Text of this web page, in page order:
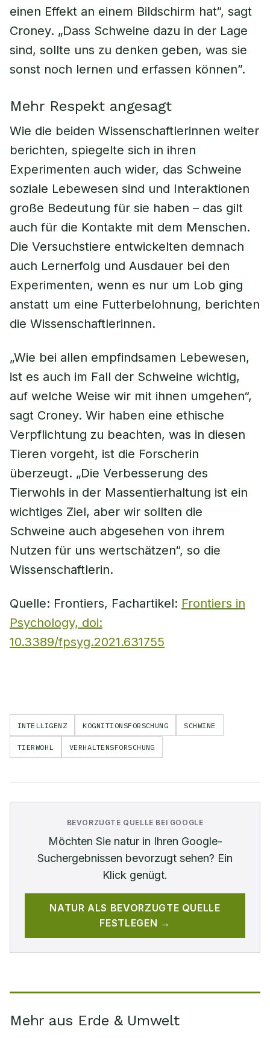
einen Effekt an einem Bildschirm hat“, sagt
Croney. „Dass Schweine dazu in der Lage
sind, sollte uns zu denken geben, was sie
sonst noch lernen und erfassen können”.
Mehr Respekt angesagt
Wie die beiden Wissenschaftlerinnen weiter
berichten, spiegelte sich in ihren
Experimenten auch wider, das Schweine
soziale Lebewesen sind und Interaktionen
große Bedeutung für sie haben – das gilt
auch für die Kontakte mit dem Menschen.
Die Versuchstiere entwickelten demnach
auch Lernerfolg und Ausdauer bei den
Experimenten, wenn es nur um Lob ging
anstatt um eine Futterbelohnung, berichten
die Wissenschaftlerinnen.
„Wie bei allen empfindsamen Lebewesen,
ist es auch im Fall der Schweine wichtig,
auf welche Weise wir mit ihnen umgehen“,
sagt Croney. Wir haben eine ethische
Verpflichtung zu beachten, was in diesen
Tieren vorgeht, ist die Forscherin
überzeugt. „Die Verbesserung des
Tierwohls in der Massentierhaltung ist ein
wichtiges Ziel, aber wir sollten die
Schweine auch abgesehen von ihrem
Nutzen für uns wertschätzen“, so die
Wissenschaftlerin.
Quelle: Frontiers, Fachartikel: Frontiers in
Psychology, doi:
10.3389/fpsyg.2021.631755
INTELLIGENZ KOGNITIONSFORSCHUNG SCHWINE
TIERWOHL VERHALTENSFORSCHUNG
BEVORZUGTE QUELLE BEI GOOGLE
Möchten Sie naturin Ihren Google-
Suchergebnissen bevorzugt sehen? Ein
Klick genügt.
NATUR ALS BEVORZUGTE QUELLE
FESTLEGEN →
Mehr aus Erde & Umwelt